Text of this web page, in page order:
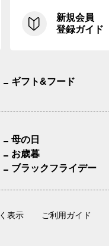
新規会員
登録ガイド
ギフト&フード
母の日
お歳暮
ブラックフライデー
表示 ご利用ガイド